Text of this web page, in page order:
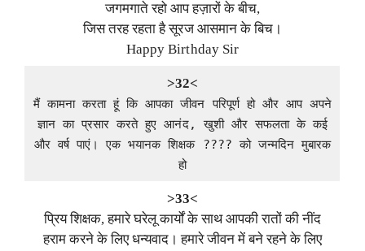
जगमगाते रहो आप हज़ारों के बीच,
जिस तरह रहता है सूरज आसमान के बिच।
Happy Birthday Sir
>32<
मैं कामना करता हूं कि आपका जीवन परिपूर्ण हो और आप अपने
ज्ञान का प्रसार करते हुए आनंद, खुशी और सफलता के कई
और वर्ष पाएं। एक भयानक शिक्षक ???? को जन्मदिन मुबारक
हो
>33<
प्रिय शिक्षक, हमारे घरेलू कार्यों के साथ आपकी रातों की नींद
हराम करने के लिए धन्यवाद। हमारे जीवन में बने रहने के लिए